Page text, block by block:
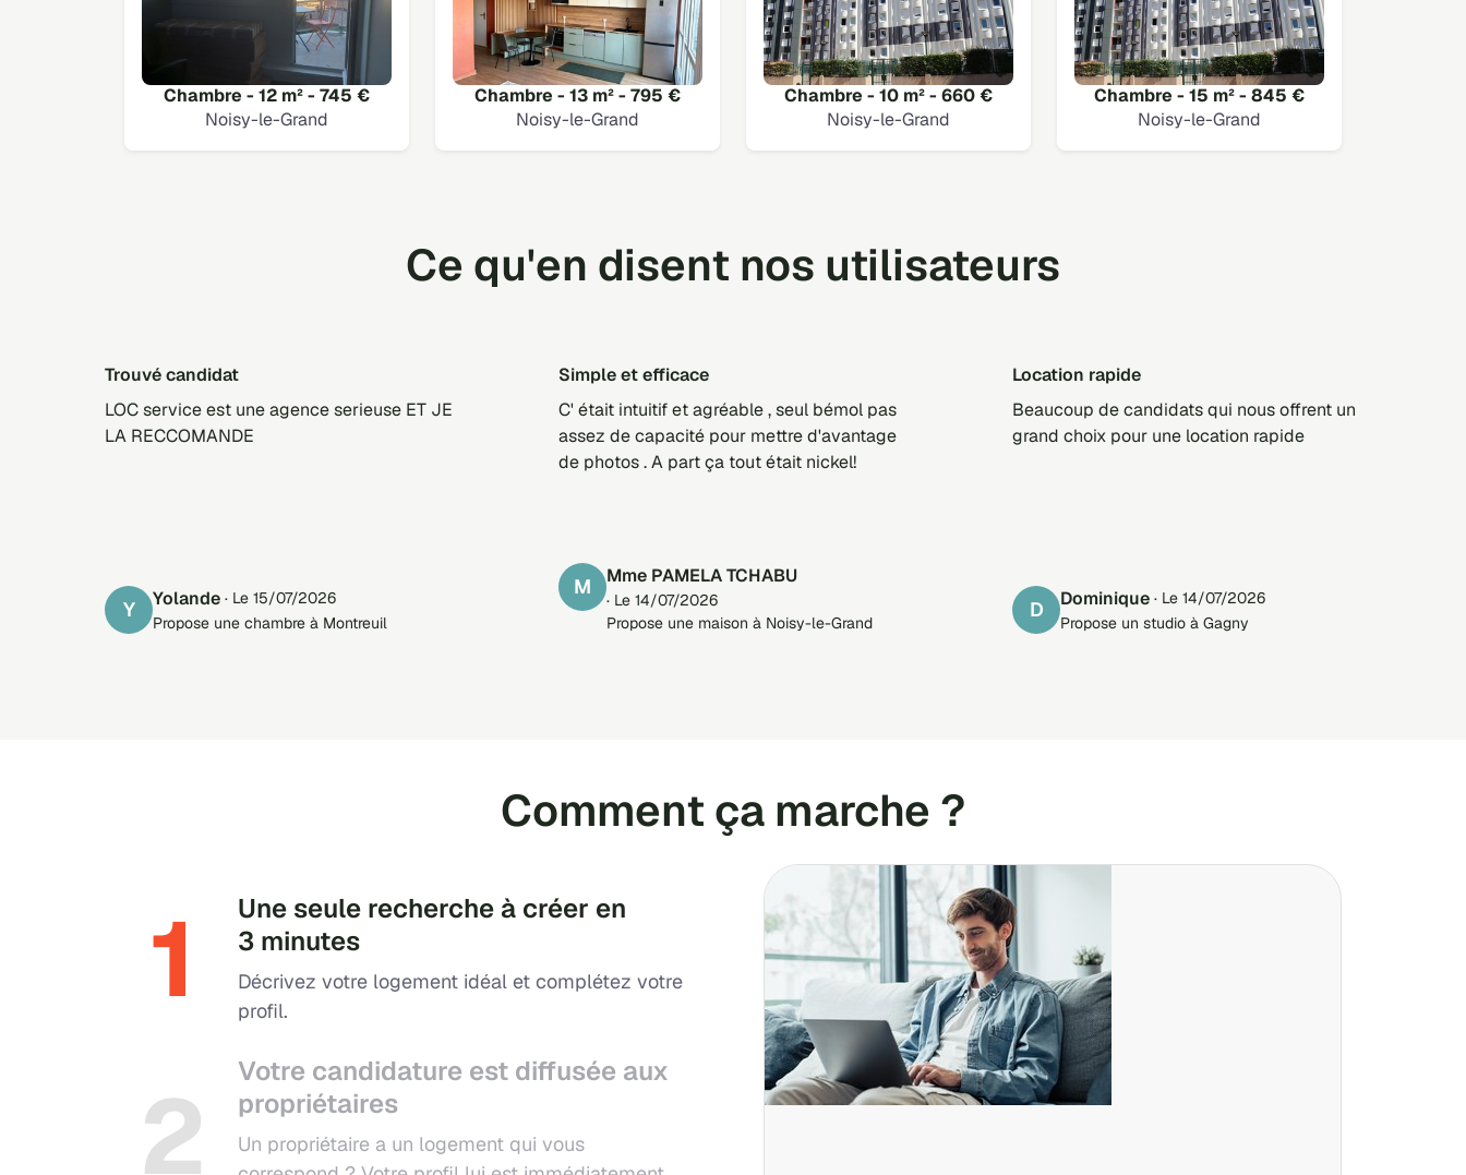
Chambre - 12 m² - 745 €
Noisy-le-Grand
Chambre - 13 m² - 795 €
Noisy-le-Grand
Chambre - 10 m² - 660 €
Noisy-le-Grand
Chambre - 15 m² - 845 €
Noisy-le-Grand
Ce qu'en disent nos utilisateurs
trouvé candidat
LOC service est une agence serieuse ET JE
LA RECCOMANDE
Y yolande · Le 15/07/2026
Propose une chambre à Montreuil
Simple et efficace
C' était intuitif et agréable , seul bémol pas
assez de capacité pour mettre d'avantage
de photos . A part ça tout était nickel!
M Mme PAMELA TCHABU
· Le 14/07/2026
Propose une maison à Noisy-le-Grand
Location rapide
Beaucoup de candidats qui nous offrent un
grand choix pour une location rapide
D Dominique · Le 14/07/2026
Propose un studio à Gagny
Comment ça marche ?
1
Une seule recherche à créer en
3 minutes
Décrivez votre logement idéal et complétez votre
profil.
2
Votre candidature est diffusée aux
propriétaires
Un propriétaire a un logement qui vous